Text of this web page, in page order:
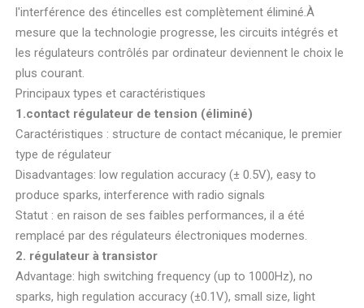
l'interférence des étincelles est complètement éliminé.À
mesure que la technologie progresse, les circuits intégrés et
les régulateurs contrôlés par ordinateur deviennent le choix le
plus courant.
Principaux types et caractéristiques
1.contact régulateur de tension (éliminé)
Caractéristiques : structure de contact mécanique, le premier
type de régulateur
Disadvantages: low regulation accuracy (± 0.5V), easy to
produce sparks, interference with radio signals
Statut : en raison de ses faibles performances, il a été
remplacé par des régulateurs électroniques modernes.
2. régulateur à transistor
Advantage: high switching frequency (up to 1000Hz), no
sparks, high regulation accuracy (±0.1V), small size, light